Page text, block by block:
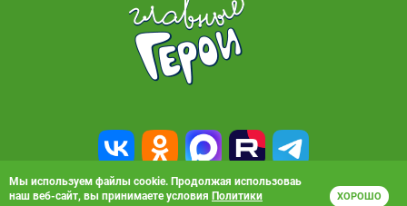
Мы используем файлы cookie. Продолжая использоваь
наш веб-сайт, вы принимаете условия Политики
ХОРОШО